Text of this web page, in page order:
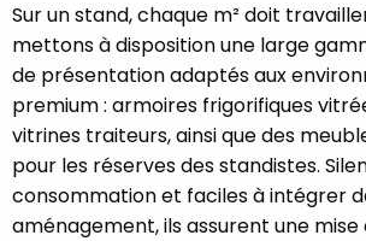
Sur un stand, chaque m² doit
mettons à disposition une large
de présentation adaptés aux
premium : armoires frigorifiques
vitrines traiteurs, ainsi que des
pour les réserves des standistes.
consommation et faciles à intégrer
aménagement, ils assurent une mise